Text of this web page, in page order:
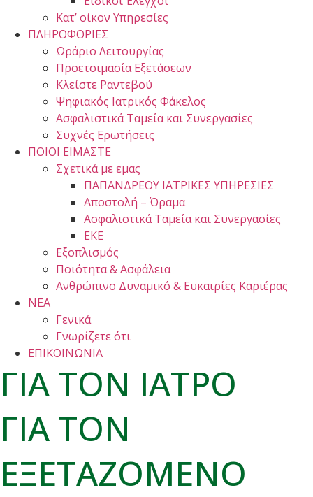
Κατ’ οίκον Υπηρεσίες
ΠΛΗΡΟΦΟΡΙΕΣ
Ωράριο Λειτουργίας
Προετοιμασία Εξετάσεων
Κλείστε Ραντεβού
Ψηφιακός Ιατρικός Φάκελος
Ασφαλιστικά Ταμεία και Συνεργασίες
Συχνές Ερωτήσεις
ΠΟΙΟΙ ΕΙΜΑΣΤΕ
Σχετικά με εμας
ΠΑΠΑΝΔΡΕΟΥ ΙΑΤΡΙΚΕΣ ΥΠΗΡΕΣΙΕΣ
Αποστολή – Όραμα
Ασφαλιστικά Ταμεία και Συνεργασίες
ΕΚΕ
Εξοπλισμός
Ποιότητα & Ασφάλεια
Ανθρώπινο Δυναμικό & Ευκαιρίες Καριέρας
ΝΕΑ
Γενικά
Γνωρίζετε ότι
ΕΠΙΚΟΙΝΩΝΙΑ
ΓΙΑ ΤΟΝ ΙΑΤΡΟ
ΓΙΑ ΤΟΝ
ΕΞΕΤΑΖΟΜΕΝΟ